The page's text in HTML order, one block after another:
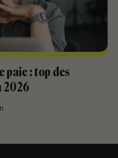
paie : top des
2026